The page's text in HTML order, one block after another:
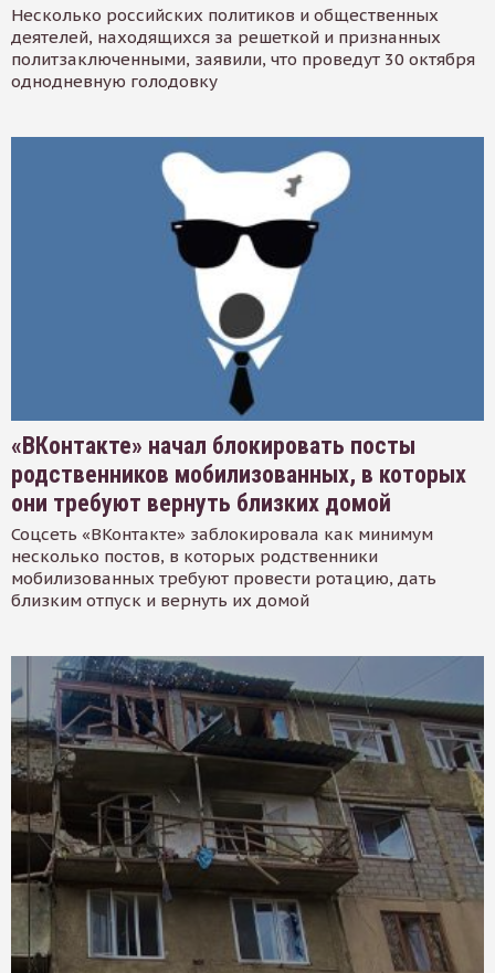
Несколько российских политиков и общественных
деятелей, находящихся за решеткой и признанных
политзаключенными, заявили, что проведут 30 октября
однодневную голодовку
«ВКонтакте» начал блокировать посты
родственников мобилизованных, в которых
они требуют вернуть близких домой
Соцсеть «ВКонтакте» заблокировала как минимум
несколько постов, в которых родственники
мобилизованных требуют провести ротацию, дать
близким отпуск и вернуть их домой